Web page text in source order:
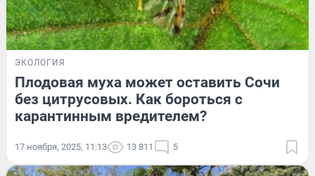
ЭКОЛОГИЯ
Плодовая муха может оставить Сочи
без цитрусовых. Как бороться с
карантинным вредителем?
17 ноября, 2025, 11:13 13 811 5